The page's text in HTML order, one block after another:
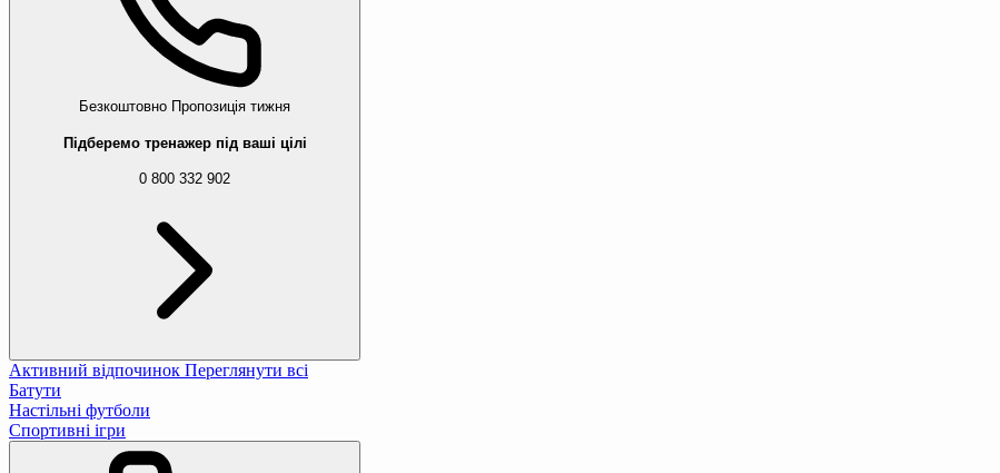
Безкоштовно Пропозиція тижня
Підберемо тренажер під ваші цілі
0 800 332 902
Активний відпочинок Переглянути всі
Батути
Настільні футболи
Спортивні ігри